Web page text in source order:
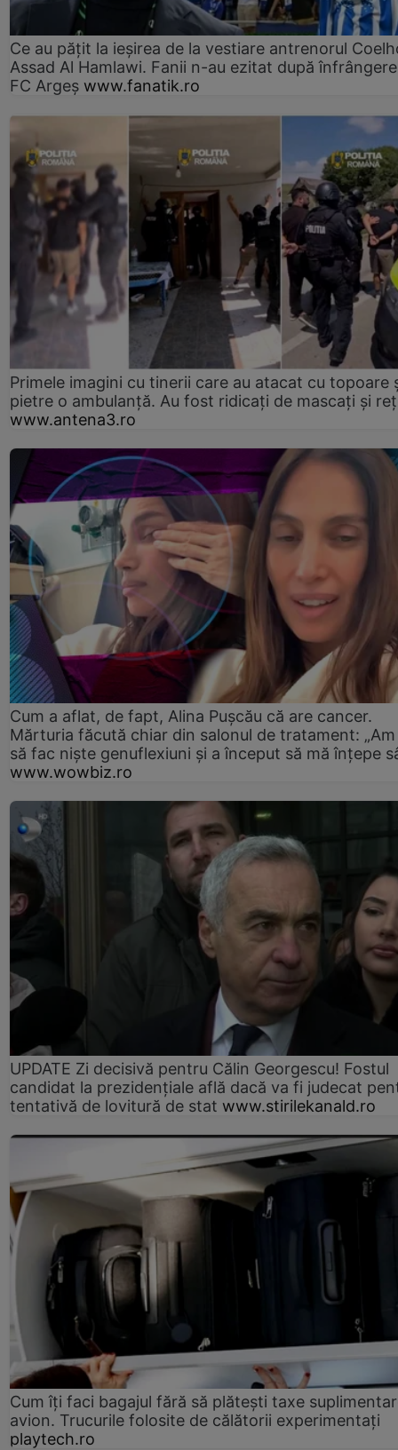
Ce au pățit la ieșirea de la vestiare antrenorul
Assad Al Hamlawi. Fanii n-au ezitat după
FC Argeș www.fanatik.ro
Primele imagini cu tinerii care au atacat cu topoare
pietre o ambulanță. Au fost ridicați de mascați și
www.antena3.ro
Cum a aflat, de fapt, Alina Pușcău că are cancer.
Mărturia făcută chiar din salonul de tratament:
să fac niște genuflexiuni și a început să mă înțepe
www.wowbiz.ro
UPDATE Zi decisivă pentru Călin Georgescu! Fostul
candidat la prezidențiale află dacă va fi judecat
tentativă de lovitură de stat www.stirilekanald.ro
Cum îți faci bagajul fără să plătești taxe
avion. Trucurile folosite de călătorii experimentați
playtech.ro